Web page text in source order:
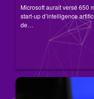
Microsoft aurait versé 650
start-up d’intelligence
de…